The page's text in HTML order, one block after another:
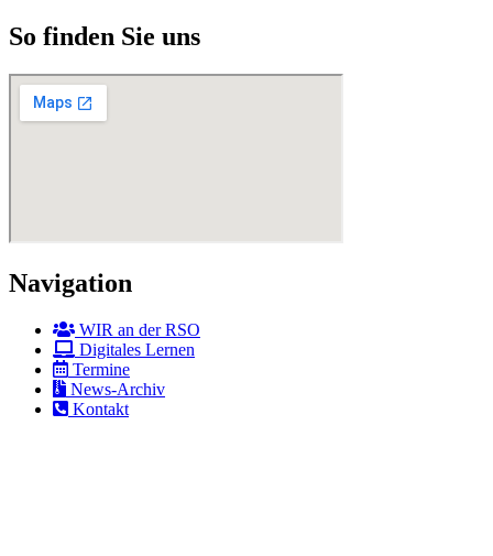
So finden Sie uns
Navigation
WIR an der RSO
Digitales Lernen
Termine
News-Archiv
Kontakt